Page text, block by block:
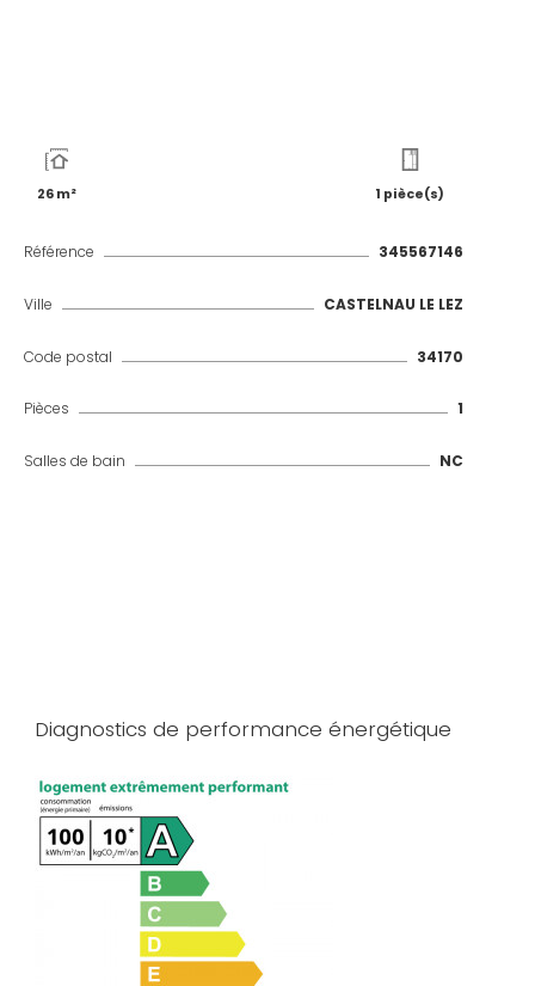
26 m² 1 pièce(s)
Référence 345567146
Ville CASTELNAU LE LEZ
Code postal 34170
Pièces 1
Salles de bain NC
Diagnostics de performance énergétique